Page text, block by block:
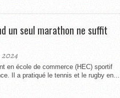
un seul marathon ne suffit
2024
en école de commerce (HEC) sportif
Il a pratiqué le tennis et le rugby en...